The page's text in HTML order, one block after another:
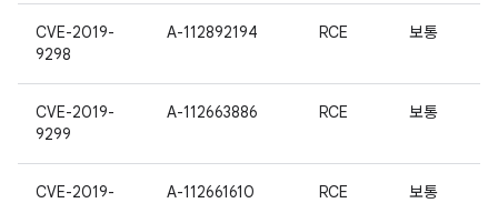
CVE-2019-
9298
A-112892194 RCE 보통
CVE-2019-
9299
A-112663886 RCE 보통
CVE-2019-
A-112661610 RCE 보통